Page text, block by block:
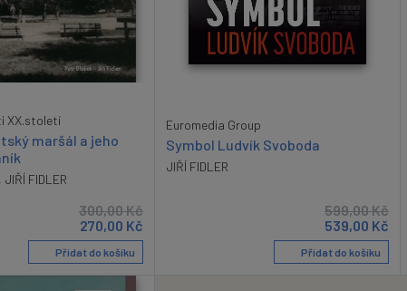
XX.století
maršál a jeho
, JIŘÍ FIDLER
300,00Kč
270,00 Kč
Přidat do košíku
Euromedia Group
Symbol Ludvík Svoboda
JIŘÍ FIDLER
599,00Kč
539,00 Kč
Přidat do košíku